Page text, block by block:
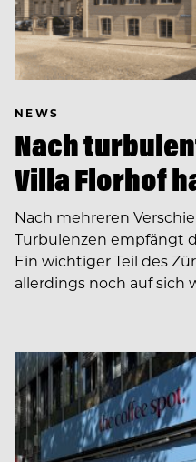
NEWS
Nach
Villa Florhof
Nach mehreren
Turbulenzen empfängt
Ein wichtiger Teil des
allerdings noch auf sich